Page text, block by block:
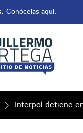
Conócelas aquí.
Interpol detiene